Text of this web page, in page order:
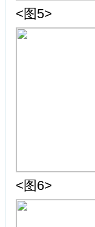
<图5>
<图6>